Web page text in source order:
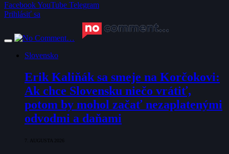
FacebookYouTube Telegram
Prihlásiť sa
Slovensko
Erik Kaliňák sa smeje na Korčokovi:
Ak chce Slovensku niečo vrátiť,
potom by mohol začať nezaplatenými
odvodmi a daňami
7. AUGUSTA 2026